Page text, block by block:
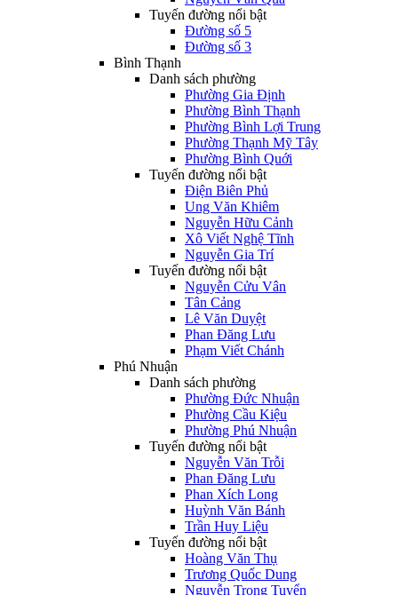
Tuyến đường nổi bật
Đường số 5
Đường số 3
Bình Thạnh
Danh sách phường
Phường Gia Định
Phường Bình Thạnh
Phường Bình Lợi Trung
Phường Thạnh Mỹ Tây
Phường Bình Quới
Tuyến đường nổi bật
Điện Biên Phủ
Ung Văn Khiêm
Nguyễn Hữu Cảnh
Xô Viết Nghệ Tĩnh
Nguyễn Gia Trí
Tuyến đường nổi bật
Nguyễn Cửu Vân
Tân Cảng
Lê Văn Duyệt
Phan Đăng Lưu
Phạm Viết Chánh
Phú Nhuận
Danh sách phường
Phường Đức Nhuận
Phường Cầu Kiệu
Phường Phú Nhuận
Tuyến đường nổi bật
Nguyễn Văn Trỗi
Phan Đăng Lưu
Phan Xích Long
Huỳnh Văn Bánh
Trần Huy Liệu
Tuyến đường nổi bật
Hoàng Văn Thụ
Trương Quốc Dung
Nguyễn Trọng Tuyển